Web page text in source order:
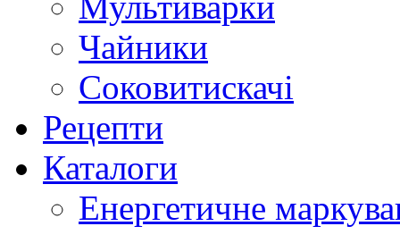
Чайники
Соковитискачі
Рецепти
Каталоги
Енергетичне